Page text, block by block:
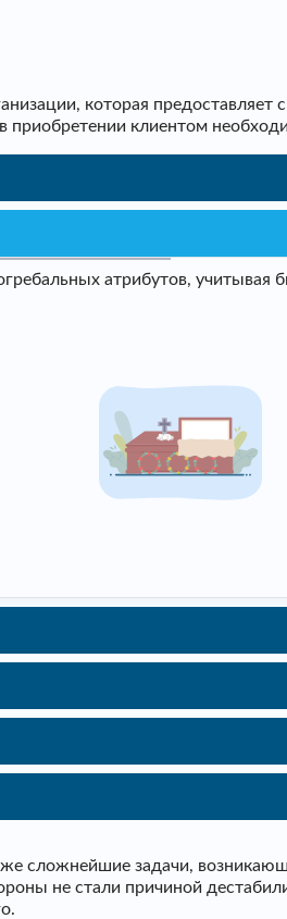
которая
приобретении клиентом
атрибутов, учитывая
сложнейшие задачи,
не стали причиной